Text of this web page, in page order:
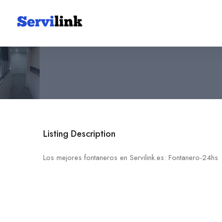
Fontanero-24hs
Listing Description
Los mejores fontaneros en Servilink.es: Fontanero-24hs